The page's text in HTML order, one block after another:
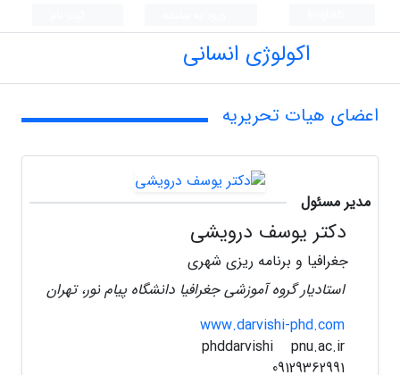
اکولوژی انسانی
اعضای هیات تحریریه
مدیر مسئول
دکتر یوسف درویشی
جغرافیا و برنامه ریزی شهری
استادیار گروه آموزشی جغرافیا دانشگاه پیام نور، تهران
www.darvishi-phd.com
pnu.ac.ir